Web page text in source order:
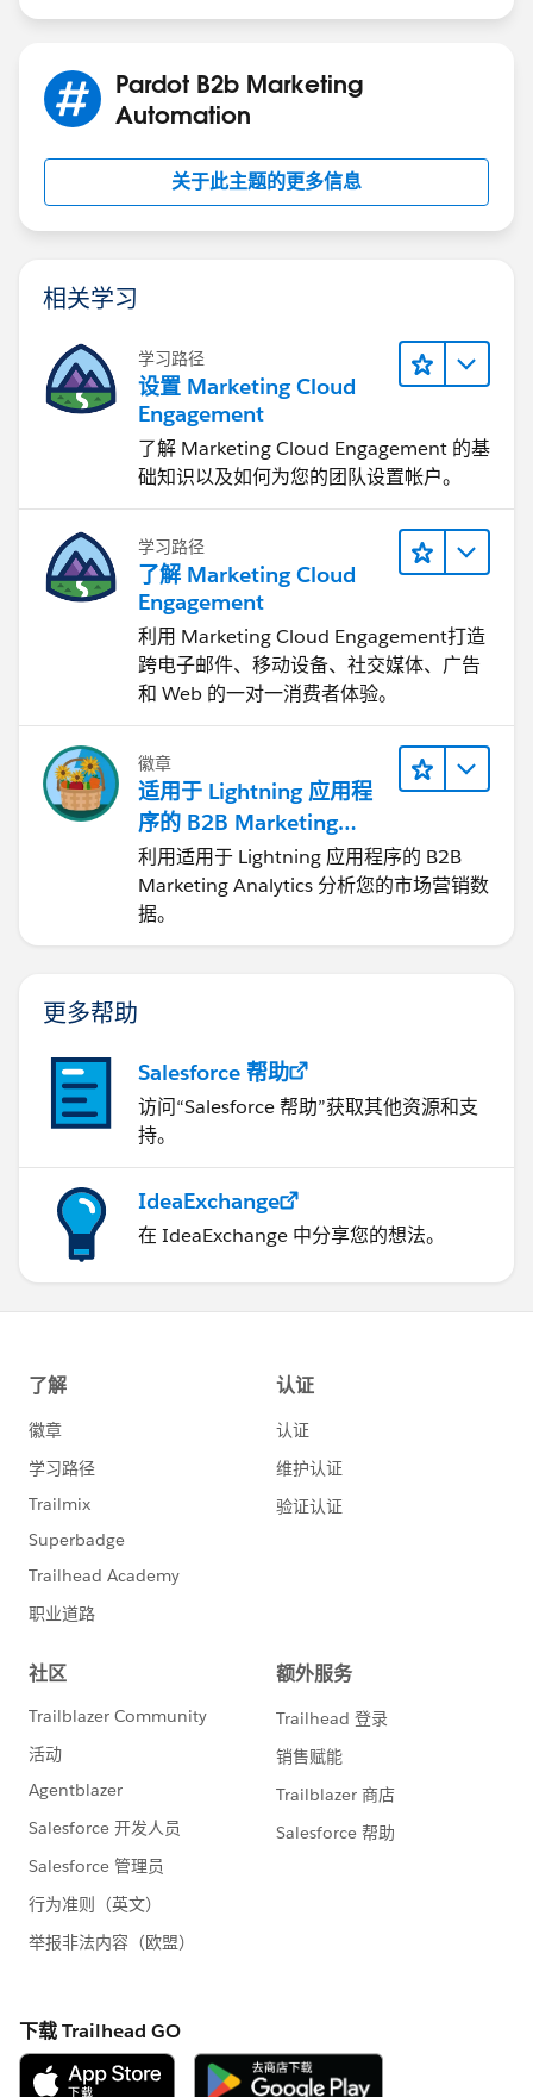
9. Once the connection is established, you
Pardot B2b Marketing
Automation
关于此主题的更多信息
相关学习
学习路径
设置 Marketing Cloud
Engagement
了解 Marketing Cloud Engagement 的基
础知识以及如何为您的团队设置帐户。
学习路径
了解 Marketing Cloud
Engagement
利用 Marketing Cloud Engagement​打造
跨电子邮件、移动设备、社交媒体、广告
和 Web 的一对一消费者体验。
徽章
适用于 Lightning 应用程
序的 B2B Marketing
Analytics
利用适用于 Lightning 应用程序的 B2B
Marketing Analytics 分析您的市场营销数
据。
更多帮助
Salesforce 帮助
访问“Salesforce 帮助”获取其他资源和支
持。
IdeaExchange
在 IdeaExchange 中分享您的想法。